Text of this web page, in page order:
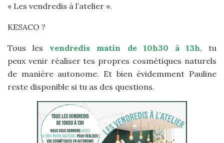
« Les vendredis à l’atelier ».
KESACO ?
Tous les vendredis matin de 10h30 à 13h, tu
peux venir réaliser tes propres cosmétiques naturels
de manière autonome. Et bien évidemment Pauline
reste disponible si tu as des questions.